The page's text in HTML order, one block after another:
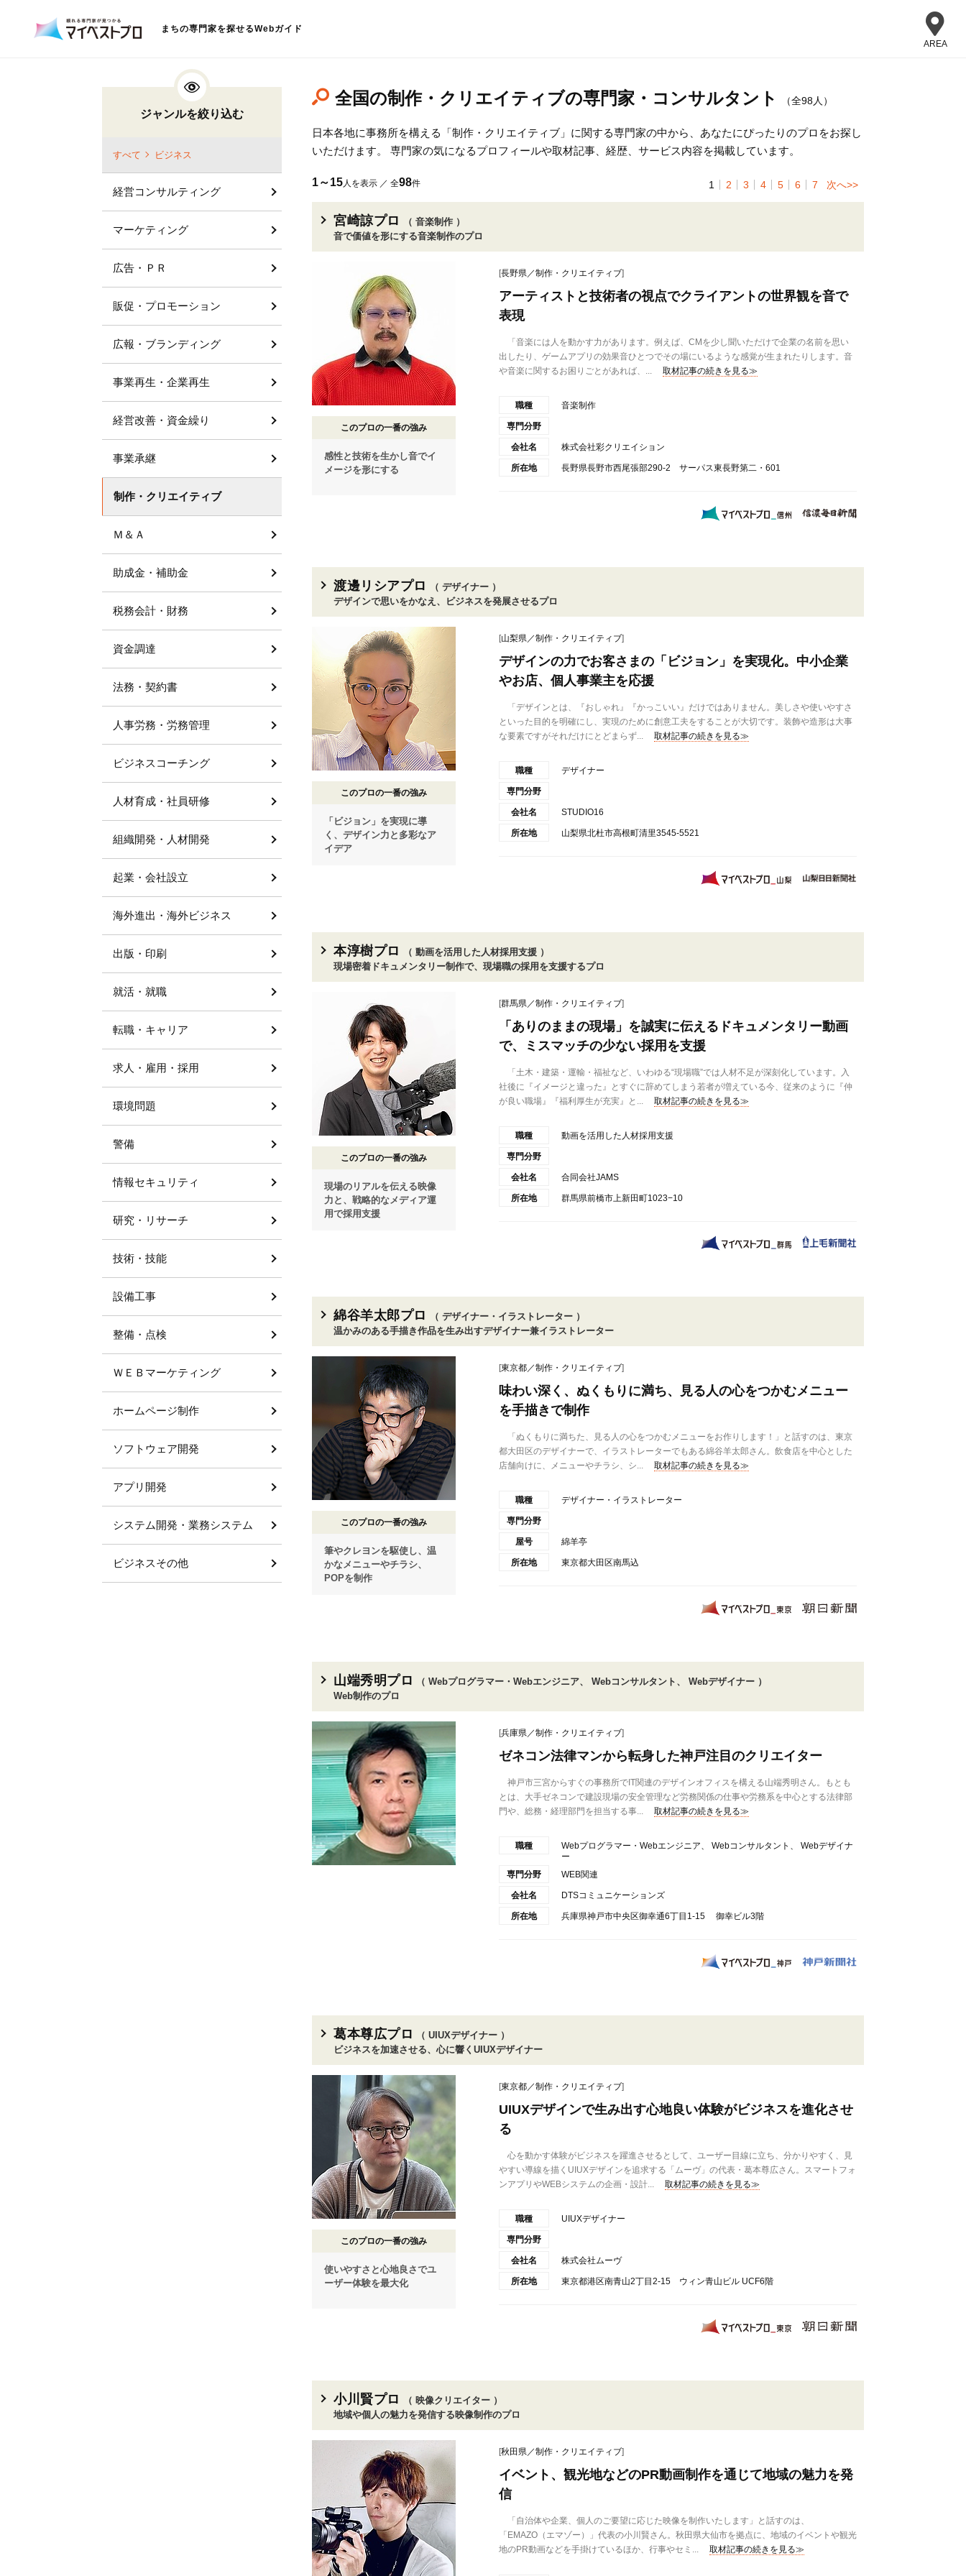
まちの専門家を探せるWebガイド
AREA
全国の制作・クリエイティブの専門家・コンサルタント （全98人）
日本各地に事務所を構える「制作・クリエイティブ」に関する専門家の中から、あなたにぴったりのプロをお探し
いただけます。 専門家の気になるプロフィールや取材記事、経歴、サービス内容を掲載しています。
1～15人を表示 ／ 全98件 1 2 3 4 5 6 7 次へ>>
宮崎諒プロ
（ 音楽制作 ）
音で価値を形にする音楽制作のプロ
このプロの一番の強み
感性と技術を生かし音でイ
メージを形にする
[長野県／制作・クリエイティブ]
アーティストと技術者の視点でクライアントの世界観を音で
表現
「音楽には人を動かす力があります。例えば、CMを少し聞いただけで企業の名前を思い
出したり、ゲームアプリの効果音ひとつでその場にいるような感覚が生まれたりします。音
や音楽に関するお困りごとがあれば、...
取材記事の続きを見る≫
職種 音楽制作
専門分野
会社名 株式会社彩クリエイション
所在地 長野県長野市西尾張部290-2 サーパス東長野第二・601
渡邊リシアプロ
（ デザイナー ）
デザインで思いをかなえ、ビジネスを発展させるプロ
このプロの一番の強み
「ビジョン」を実現に導
く、デザイン力と多彩なア
イデア
[山梨県／制作・クリエイティブ]
デザインの力でお客さまの「ビジョン」を実現化。中小企業
やお店、個人事業主を応援
「デザインとは、『おしゃれ』『かっこいい』だけではありません。美しさや使いやすさ
といった目的を明確にし、実現のために創意工夫をすることが大切です。装飾や造形は大事
な要素ですがそれだけにとどまらず...
取材記事の続きを見る≫
職種 デザイナー
専門分野
会社名 STUDIO16
所在地 山梨県北杜市高根町清里3545-5521
本淳樹プロ
（ 動画を活用した人材採用支援 ）
現場密着ドキュメンタリー制作で、現場職の採用を支援するプロ
このプロの一番の強み
現場のリアルを伝える映像
力と、戦略的なメディア運
用で採用支援
[群馬県／制作・クリエイティブ]
「ありのままの現場」を誠実に伝えるドキュメンタリー動画
で、ミスマッチの少ない採用を支援
「土木・建築・運輸・福祉など、いわゆる“現場職”では人材不足が深刻化しています。入
社後に『イメージと違った』とすぐに辞めてしまう若者が増えている今、従来のように『仲
が良い職場』『福利厚生が充実』と...
取材記事の続きを見る≫
職種 動画を活用した人材採用支援
専門分野
会社名 合同会社JAMS
所在地 群馬県前橋市上新田町1023−10
綿谷羊太郎プロ
（ デザイナー・イラストレーター ）
温かみのある手描き作品を生み出すデザイナー兼イラストレーター
このプロの一番の強み
筆やクレヨンを駆使し、温
かなメニューやチラシ、
POPを制作
[東京都／制作・クリエイティブ]
味わい深く、ぬくもりに満ち、見る人の心をつかむメニュー
を手描きで制作
「ぬくもりに満ちた、見る人の心をつかむメニューをお作りします！」と話すのは、東京
都大田区のデザイナーで、イラストレーターでもある綿谷羊太郎さん。飲食店を中心とした
店舗向けに、メニューやチラシ、シ...
取材記事の続きを見る≫
職種 デザイナー・イラストレーター
専門分野
屋号 綿羊亭
所在地 東京都大田区南馬込
山端秀明プロ
（ Webプログラマー・Webエンジニア、 Webコンサルタント、 Webデザイナー ）
Web制作のプロ
[兵庫県／制作・クリエイティブ]
ゼネコン法律マンから転身した神戸注目のクリエイター
神戸市三宮からすぐの事務所でIT関連のデザインオフィスを構える山端秀明さん。もとも
とは、大手ゼネコンで建設現場の安全管理など労務関係の仕事や労務系を中心とする法律部
門や、総務・経理部門を担当する事...
取材記事の続きを見る≫
職種
Webプログラマー・Webエンジニア、 Webコンサルタント、 Webデザイナ
ー
専門分野
WEB関連
会社名 DTSコミュニケーションズ
所在地 兵庫県神戸市中央区御幸通6丁目1-15 御幸ビル3階
葛本尊広プロ
（ UIUXデザイナー ）
ビジネスを加速させる、心に響くUIUXデザイナー
このプロの一番の強み
使いやすさと心地良さでユ
ーザー体験を最大化
[東京都／制作・クリエイティブ]
UIUXデザインで生み出す心地良い体験がビジネスを進化させ
る
心を動かす体験がビジネスを躍進させるとして、ユーザー目線に立ち、分かりやすく、見
やすい導線を描くUIUXデザインを追求する「ムーヴ」の代表・葛本尊広さん。スマートフォ
ンアプリやWEBシステムの企画・設計...
取材記事の続きを見る≫
職種 UIUXデザイナー
専門分野
会社名 株式会社ムーヴ
所在地 東京都港区南青山2丁目2-15 ウィン青山ビル UCF6階
小川賢プロ
（ 映像クリエイター ）
地域や個人の魅力を発信する映像制作のプロ
[秋田県／制作・クリエイティブ]
イベント、観光地などのPR動画制作を通じて地域の魅力を発
信
「自治体や企業、個人のご要望に応じた映像を制作いたします」と話すのは、
「EMAZO（エマゾー）」代表の小川賢さん。秋田県大仙市を拠点に、地域のイベントや観光
地のPR動画などを手掛けているほか、行事やセミ...
取材記事の続きを見る≫
ジャンルを絞り込む
すべて ビジネス
経営コンサルティング
マーケティング
広告・ＰＲ
販促・プロモーション
広報・ブランディング
事業再生・企業再生
経営改善・資金繰り
事業承継
制作・クリエイティブ
Ｍ＆Ａ
助成金・補助金
税務会計・財務
資金調達
法務・契約書
人事労務・労務管理
ビジネスコーチング
人材育成・社員研修
組織開発・人材開発
起業・会社設立
海外進出・海外ビジネス
出版・印刷
就活・就職
転職・キャリア
求人・雇用・採用
環境問題
警備
情報セキュリティ
研究・リサーチ
技術・技能
設備工事
整備・点検
ＷＥＢマーケティング
ホームページ制作
ソフトウェア開発
アプリ開発
システム開発・業務システム
ビジネスその他